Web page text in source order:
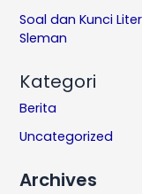
Soal dan Kunci
Sleman
Kategori
Berita
Uncategorized
Archives